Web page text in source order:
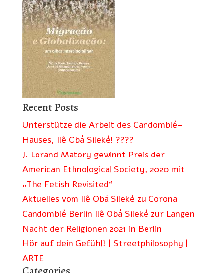
Recent Posts
Unterstütze die Arbeit des Candomblé-
Hauses, Ilê Obá Sileké! ????
J. Lorand Matory gewinnt Preis der
American Ethnological Society, 2020 mit
„The Fetish Revisited“
Aktuelles vom Ilê Obá Sileké zu Corona
Candomblé Berlin Ilê Obá Sileké zur Langen
Nacht der Religionen 2021 in Berlin
Hör auf dein Gefühl! | Streetphilosophy |
ARTE